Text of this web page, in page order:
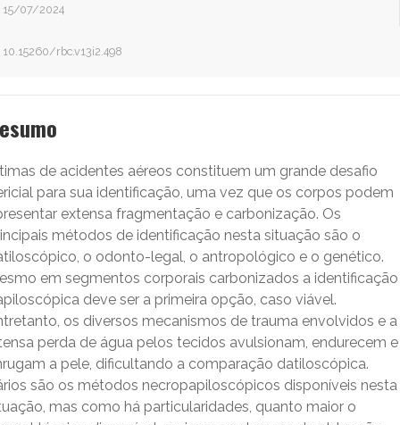
15/07/2024
10.15260/rbc.v13i2.498
de acidentes aéreos constituem um grande desafio
para sua identificação, uma vez que os corpos podem
extensa fragmentação e carbonização. Os
métodos de identificação nesta situação são o
o odonto-legal, o antropológico e o genético.
em segmentos corporais carbonizados a identificação
deve ser a primeira opção, caso viável.
os diversos mecanismos de trauma envolvidos e a
perda de água pelos tecidos avulsionam, endurecem e
a pele, dificultando a comparação datiloscópica.
são os métodos necropapiloscópicos disponíveis nesta
mas como há particularidades, quanto maior o